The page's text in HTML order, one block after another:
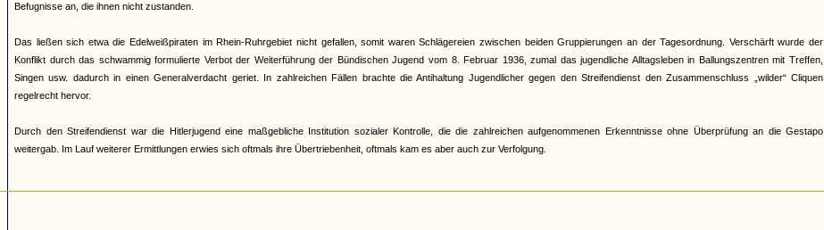
Befugnisse an, die ihnen nicht zustanden.
Das ließen sich etwa die Edelweißpiraten im Rhein-Ruhrgebiet nicht gefallen, somit waren Schlägereien zwischen beiden Gruppierungen an der Tagesordnung. Verschärft wurde der
Konflikt durch das schwammig formulierte Verbot der Weiterführung der Bündischen Jugend vom 8. Februar 1936, zumal das jugendliche Alltagsleben in Ballungszentren mit Treffen,
Singen usw. dadurch in einen Generalverdacht geriet. In zahlreichen Fällen brachte die Antihaltung Jugendlicher gegen den Streifendienst den Zusammenschluss „wilder“ Cliquen
regelrecht hervor.
Durch den Streifendienst war die Hitlerjugend eine maßgebliche Institution sozialer Kontrolle, die die zahlreichen aufgenommenen Erkenntnisse ohne Überprüfung an die Gestapo
weitergab. Im Lauf weiterer Ermittlungen erwies sich oftmals ihre Übertriebenheit, oftmals kam es aber auch zur Verfolgung.